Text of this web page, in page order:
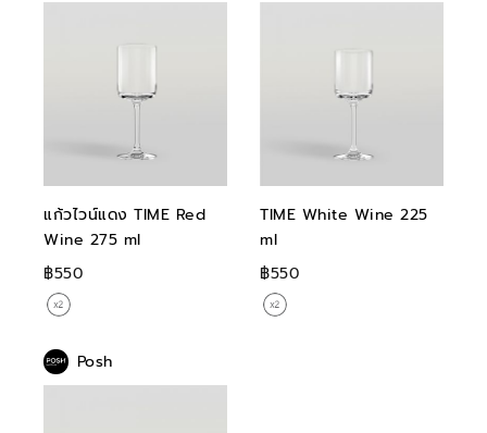
แก้วไวน์แดง TIME Red
Wine 275 ml
฿550
TIME White Wine 225
ml
฿550
Posh